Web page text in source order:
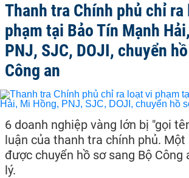
Thanh tra Chính phủ chỉ
phạm tại Bảo Tín Mạnh
PNJ, SJC, DOJI, chuyển
Công an
6 doanh nghiệp vàng lớn bị "gọi
luận của thanh tra chính phủ. Một
được chuyển hồ sơ sang Bộ
lý.